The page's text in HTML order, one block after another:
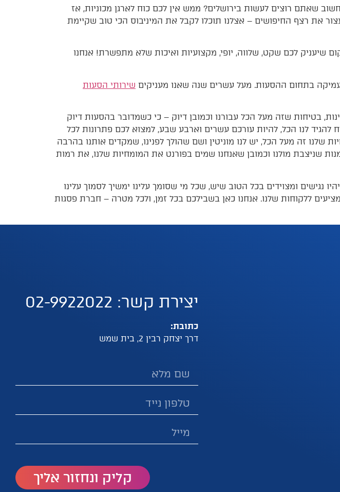
שאתם רוצים לעשות בירושלים? ממש אין לכם כוח לארגן מכוניות, אז
את רצף החיפושים – אצלנו תוכלו לקבל את המיניבוס הכי טוב שקיימת
שיעניק לכם שקט, שלווה, יופי, מקצועיות ואיכות שלא מתפשרת! אנחנו
בתחום ההסעות. מעל עשרים שנה שאנו מעניקים שירותי הסעות
בטיחות שזה מעל הכל עבורנו וכמובן דיוק – כי כשמדובר בהסעות דיוק
להגיד לנו הכל, להיות עורכם עשרים וארבע שבע, למצוא לכם פתרונות לכל
זה מעל הכל, יש לנו מוניטין ושם שהולך לפנינו, שמקדים אותנו בהרבה
שניצבת מולנו וכמובן שאנחנו שמים בפורנט את המומחיות שלנו, את רמות
נגישים ומצוידים בכל הטוב שיש, שכל מי שסומך עלינו ימשיך לסמוך עלינו
ללקוחות שלנו. אנחנו כאן בשבילכם בכל זמן, ולכל מטרה – חברת פסגות
יצירת קשר: 02-9922022
כתובת:
דרך יצחק רבין 2, בית שמש
קליק ונחזור אליך